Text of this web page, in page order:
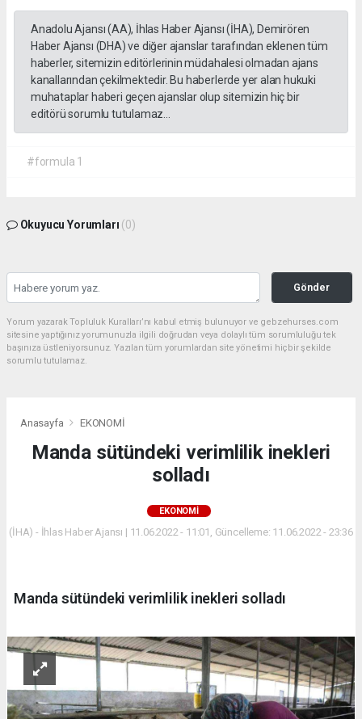
Anadolu Ajansı (AA), İhlas Haber Ajansı (İHA), Demirören
Haber Ajansı (DHA) ve diğer ajanslar tarafından eklenen tüm
haberler, sitemizin editörlerinin müdahalesi olmadan ajans
kanallarından çekilmektedir. Bu haberlerde yer alan hukuki
muhataplar haberi geçen ajanslar olup sitemizin hiç bir
editörü sorumlu tutulamaz...
#formula 1
Okuyucu Yorumları (0)
Gönder
Yorum yazarak Topluluk Kuralları’nı kabul etmiş bulunuyor ve gebzehurses.com
sitesine yaptığınız yorumunuzla ilgili doğrudan veya dolaylı tüm sorumluluğu tek
başınıza üstleniyorsunuz. Yazılan tüm yorumlardan site yönetimi hiçbir şekilde
sorumlu tutulamaz.
Anasayfa EKONOMİ
Manda sütündeki verimlilik inekleri
solladı
EKONOMİ
(İHA) - İhlas Haber Ajansı | 11.06.2022 - 11:01, Güncelleme: 11.06.2022 - 23:36
Manda sütündeki verimlilik inekleri solladı